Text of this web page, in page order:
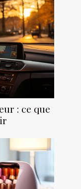
: ce que